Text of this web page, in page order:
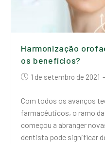
Harmonização
os benefícios?
1 de setembro de 2021
Com todos os avanços
farmacêuticos, o ramo
começou a abranger
dentista pode significar